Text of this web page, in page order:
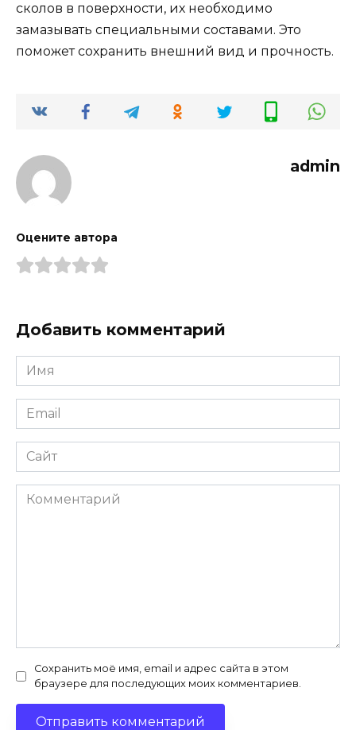
сколов в поверхности, их необходимо
замазывать специальными составами. Это
поможет сохранить внешний вид и прочность.
admin
Оцените автора
Добавить комментарий
Имя
*
Email
*
Сайт
Комментарий
Сохранить моё имя, email и адрес сайта в этом
браузере для последующих моих комментариев.